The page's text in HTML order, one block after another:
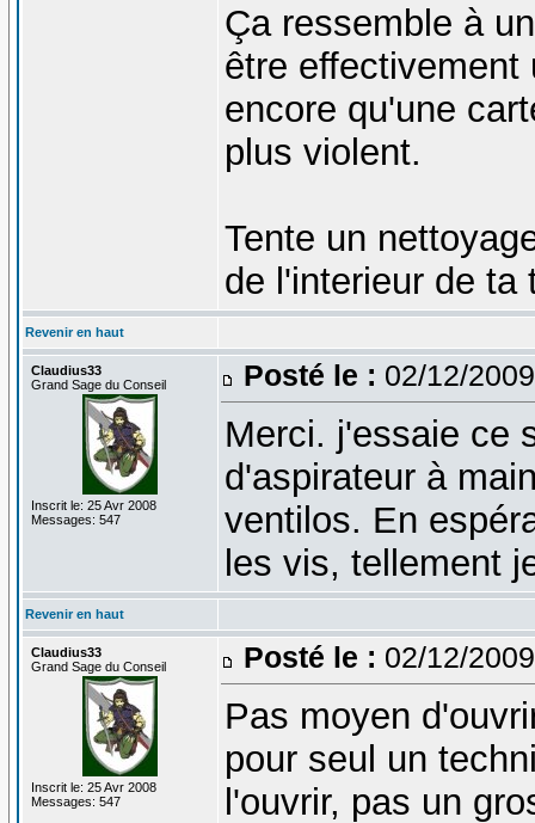
Ça ressemble à
être effectivement
encore qu'une
plus violent.
Tente un
de l'interieur de ta
Revenir en haut
Claudius33
Grand Sage du Conseil
Inscrit le: 25 Avr 2008
Messages: 547
Posté le : 02/12/
Merci. j'essaie ce
d'aspirateur à
ventilos. En
les vis, tellement
Revenir en haut
Claudius33
Grand Sage du Conseil
Inscrit le: 25 Avr 2008
Messages: 547
Posté le : 02/12/
Pas moyen
pour seul un
l'ouvrir, pas un